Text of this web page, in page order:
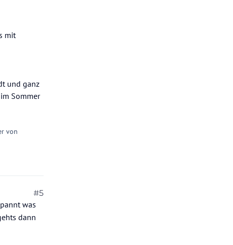
mit
und ganz
Sommer
von
#5
was
dann